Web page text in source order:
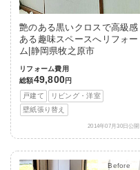
艶のある黒いクロスで高級感
ある趣味スペースへリフォー
ム|静岡県牧之原市
リフォーム費用
総額49,800円
戸建て
リビング・洋室
壁紙張り替え
2014年07月30日公開
After